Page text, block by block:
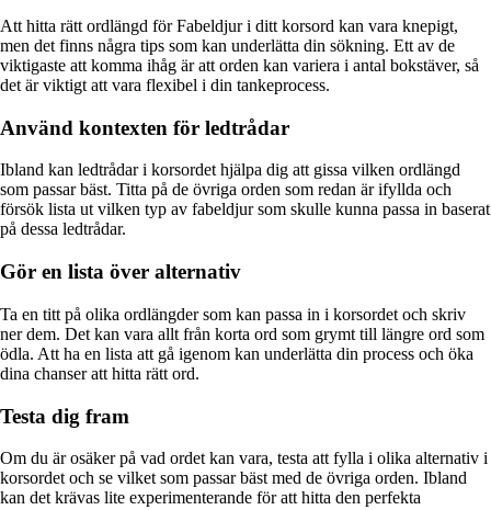
Att hitta rätt ordlängd för Fabeldjur i ditt korsord kan vara knepigt,
men det finns några tips som kan underlätta din sökning. Ett av de
viktigaste att komma ihåg är att orden kan variera i antal bokstäver, så
det är viktigt att vara flexibel i din tankeprocess.
Använd kontexten för ledtrådar
Ibland kan ledtrådar i korsordet hjälpa dig att gissa vilken ordlängd
som passar bäst. Titta på de övriga orden som redan är ifyllda och
försök lista ut vilken typ av fabeldjur som skulle kunna passa in baserat
på dessa ledtrådar.
Gör en lista över alternativ
Ta en titt på olika ordlängder som kan passa in i korsordet och skriv
ner dem. Det kan vara allt från korta ord som grymt till längre ord som
ödla. Att ha en lista att gå igenom kan underlätta din process och öka
dina chanser att hitta rätt ord.
Testa dig fram
Om du är osäker på vad ordet kan vara, testa att fylla i olika alternativ i
korsordet och se vilket som passar bäst med de övriga orden. Ibland
kan det krävas lite experimenterande för att hitta den perfekta